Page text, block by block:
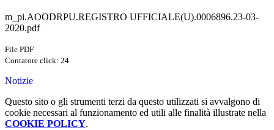
m_pi.AOODRPU.REGISTRO UFFICIALE(U).0006896.23-03-
2020.pdf
File PDF
Contatore click: 24
Notizie
Questo sito o gli strumenti terzi da questo utilizzati si avvalgono di
cookie necessari al funzionamento ed utili alle finalità illustrate nella
COOKIE POLICY.